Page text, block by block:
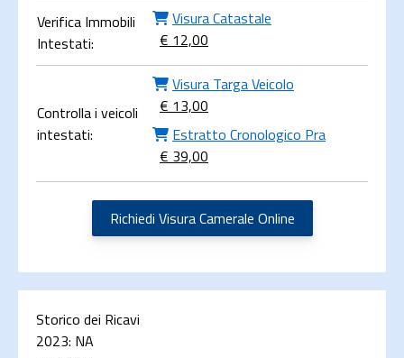
Verifica Immobili
Intestati:
Visura Catastale
€ 12,00
Controlla i veicoli
intestati:
Visura Targa Veicolo
€ 13,00
Estratto Cronologico Pra
€ 39,00
Richiedi Visura Camerale Online
Storico dei Ricavi
2023: NA